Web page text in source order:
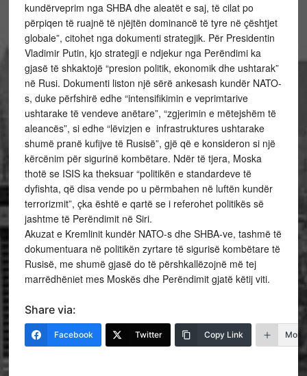
kundërveprim nga SHBA dhe aleatët e saj, të cilat po
përpiqen të ruajnë të njëjtën dominancë të tyre në çështjet
globale”, citohet nga dokumenti strategjik. Për Presidentin
Vladimir Putin, kjo strategji e ndjekur nga Perëndimi ka
gjasë të shkaktojë “presion politik, ekonomik dhe ushtarak”
në Rusi. Dokumenti liston një sërë ankesash kundër NATO-
s, duke përfshirë edhe “intensifikimin e veprimtarive
ushtarake të vendeve anëtare”, “zgjerimin e mëtejshëm të
aleancës”, si edhe “lëvizjen e infrastruktures ushtarake
shumë pranë kufijve të Rusisë”, gjë që e konsideron si një
kërcënim për sigurinë kombëtare. Ndër të tjera, Moska
thotë se ISIS ka theksuar “politikën e standardeve të
dyfishta, që disa vende po u përmbahen në luftën kundër
terrorizmit”, çka është e qartë se i referohet politikës së
jashtme të Perëndimit në Siri.
Akuzat e Kremlinit kundër NATO-s dhe SHBA-ve, tashmë të
dokumentuara në politikën zyrtare të sigurisë kombëtare të
Rusisë, me shumë gjasë do të përshkallëzojnë më tej
marrëdhëniet mes Moskës dhe Perëndimit gjatë këtij viti.
Share via:
Facebook Twitter Copy Link More